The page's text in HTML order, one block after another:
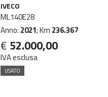
IVECO
ML140E28
Anno: 2021; Km 236.367
€ 52.000,00
IVA esclusa
USATO